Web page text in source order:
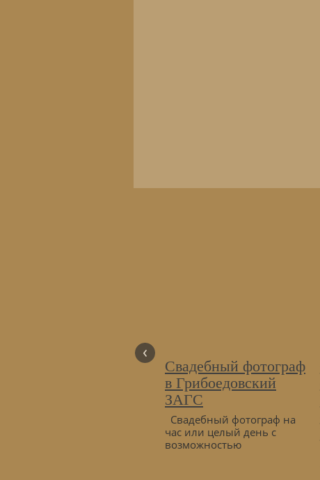
‹
Свадебный фотограф
в Грибоедовский
ЗАГС
Свадебный фотограф на
час или целый день с
возможностью